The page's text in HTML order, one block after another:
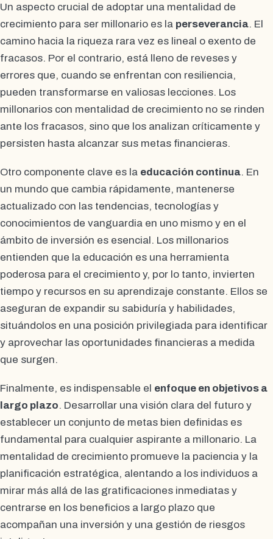
Un aspecto crucial de adoptar una mentalidad de
crecimiento para ser millonario es la perseverancia. El
camino hacia la riqueza rara vez es lineal o exento de
fracasos. Por el contrario, está lleno de reveses y
errores que, cuando se enfrentan con resiliencia,
pueden transformarse en valiosas lecciones. Los
millonarios con mentalidad de crecimiento no se rinden
ante los fracasos, sino que los analizan críticamente y
persisten hasta alcanzar sus metas financieras.
Otro componente clave es la educación continua. En
un mundo que cambia rápidamente, mantenerse
actualizado con las tendencias, tecnologías y
conocimientos de vanguardia en uno mismo y en el
ámbito de inversión es esencial. Los millonarios
entienden que la educación es una herramienta
poderosa para el crecimiento y, por lo tanto, invierten
tiempo y recursos en su aprendizaje constante. Ellos se
aseguran de expandir su sabiduría y habilidades,
situándolos en una posición privilegiada para identificar
y aprovechar las oportunidades financieras a medida
que surgen.
Finalmente, es indispensable el enfoque en objetivos a
largo plazo. Desarrollar una visión clara del futuro y
establecer un conjunto de metas bien definidas es
fundamental para cualquier aspirante a millonario. La
mentalidad de crecimiento promueve la paciencia y la
planificación estratégica, alentando a los individuos a
mirar más allá de las gratificaciones inmediatas y
centrarse en los beneficios a largo plazo que
acompañan una inversión y una gestión de riesgos